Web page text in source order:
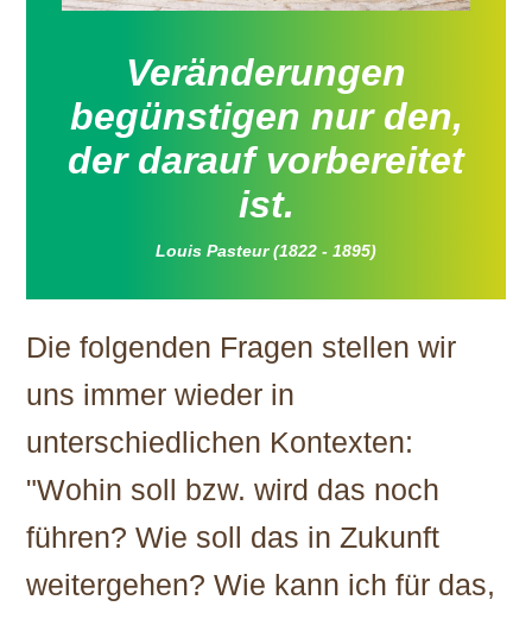
Veränderungen
begünstigen nur den,
der darauf vorbereitet
ist.
Louis Pasteur (1822 - 1895)
Die folgenden Fragen stellen wir
uns immer wieder in
unterschiedlichen Kontexten:
"Wohin soll bzw. wird das noch
führen? Wie soll das in Zukunft
weitergehen? Wie kann ich für das,